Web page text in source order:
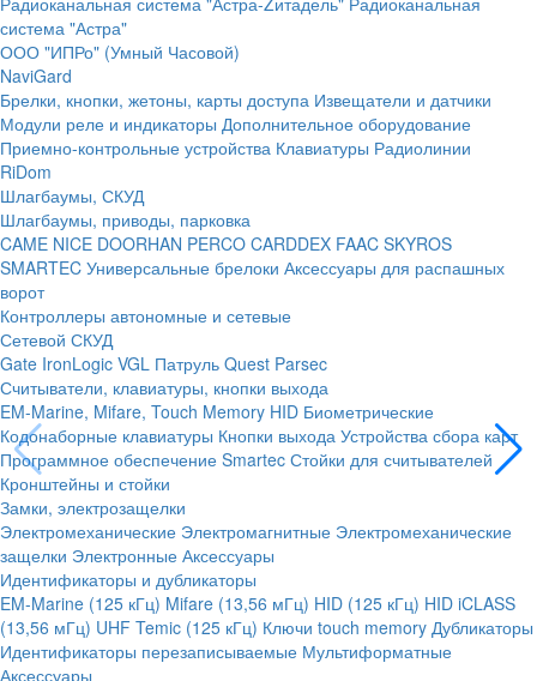
система "Астра"
ООО "ИПРо" (Умный Часовой)
NaviGard
Брелки, кнопки, жетоны, карты доступа Извещатели и датчики
Модули реле и индикаторы Дополнительное оборудование
Приемно-контрольные устройства Клавиатуры Радиолинии
RiDom
Шлагбаумы, СКУД
Шлагбаумы, приводы, парковка
CAME NICE DOORHAN PERCO CARDDEX FAAC SKYROS
SMARTEC Универсальные брелоки Аксессуары для распашных
ворот
Контроллеры автономные и сетевые
Сетевой СКУД
Gate IronLogic VGL Патруль Quest Parsec
Считыватели, клавиатуры, кнопки выхода
EM-Marine, Mifare, Touch Memory HID Биометрические
Кодонаборные клавиатуры Кнопки выхода Устройства сбора карт
Программное обеспечение Smartec Стойки для считывателей
Кронштейны и стойки
Замки, электрозащелки
Электромеханические Электромагнитные Электромеханические
защелки Электронные Аксессуары
Идентификаторы и дубликаторы
EM-Marine (125 кГц) Mifare (13,56 мГц) HID (125 кГц) HID iCLASS
(13,56 мГц) UHF Temic (125 кГц) Ключи touch memory Дубликаторы
Идентификаторы перезаписываемые Мультиформатные
Аксессуары